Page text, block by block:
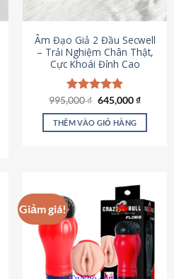
Âm Đạo Giả 2 Đầu Secwell
– Trải Nghiệm Chân Thật,
Cực Khoái Đỉnh Cao
Được xếp
hạng4.88
5 sao
995,000₫ Giá
là:
995,000 ₫.
645,000₫Giá
tại
THÊM VÀO GIỎ HÀNG
Giảm giá!